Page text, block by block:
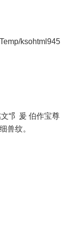
ksohtml945
“阝爰 伯作宝尊
兽纹。